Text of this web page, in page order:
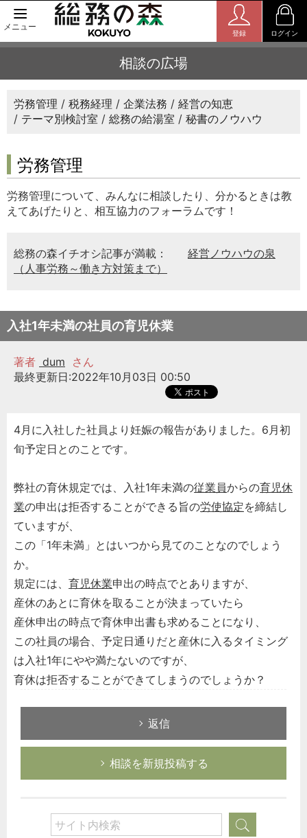
メニュー
登録 ログイン
相談の広場
労務管理 税務経理 企業法務
経営の知恵
テーマ別検討室
総務の給湯室 秘書のノウハウ
労務管理
労務管理について、みんなに相談したり、分かるときは教
えてあげたりと、相互協力のフォーラムです！
総務の森イチオシ記事が満載：
経営ノウハウの泉
（人事労務～働き方対策まで）
入社1年未満の社員の育児休業
著者 dum
さん
最終更新日:2022年10月03日 00:50
4月に入社した社員より妊娠の報告がありました。6月初
旬予定日とのことです。
弊社の育休規定では、入社1年未満の従業員からの育児休
業の申出は拒否することができる旨の労使協定を締結し
ていますが、
この「1年未満」とはいつから見てのことなのでしょう
か。
規定には、 育児休業申出の時点でとありますが、
産休のあとに育休を取ることが決まっていたら
産休申出の時点で育休申出書も求めることになり、
この社員の場合、予定日通りだと産休に入るタイミング
は入社1年にやや満たないのですが、
育休は拒否することができてしまうのでしょうか？
返信
相談を新規投稿する